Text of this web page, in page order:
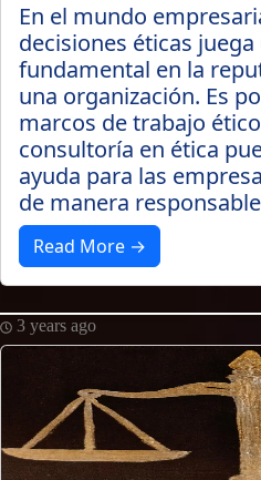
En el mundo
decisiones éticas
fundamental en la
una organización. Es
marcos de trabajo
consultoría en ética
ayuda para las
de manera
Read More →
3 years ago